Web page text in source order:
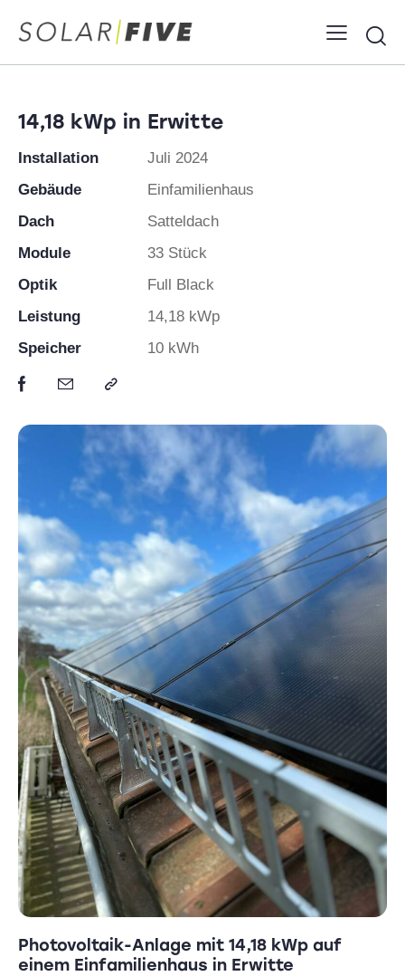
14,18 kWp in Erwitte
Photovoltaik-Anlage mit 14,18 kWp auf
einem Einfamilienhaus in Erwitte
Installation
Juli 2024
Gebäude
Einfamilienhaus
Dach
Satteldach
Module
33 Stück
Optik
Full Black
Leistung
14,18 kWp
Speicher
10 kWh